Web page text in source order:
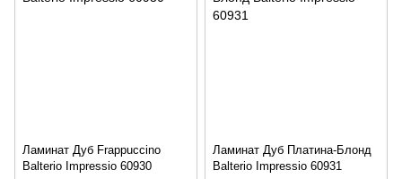
Ламинат Дуб Frappuccino
Balterio Impressio 60930
Ламинат Дуб Платина-Блонд
Balterio Impressio 60931